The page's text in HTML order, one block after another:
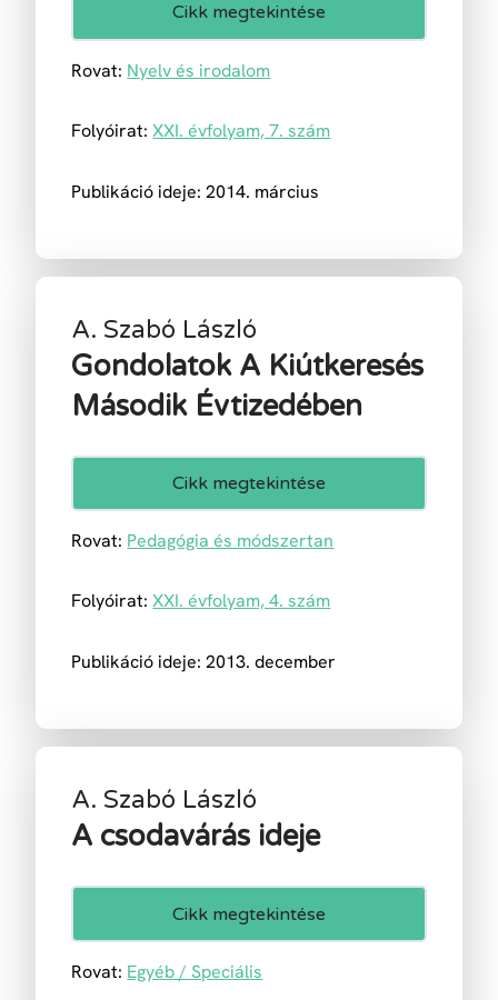
Cikk megtekintése
Rovat: Nyelv és irodalom
Folyóirat: XXI. évfolyam, 7. szám
Publikáció ideje: 2014. március
A. Szabó László
Gondolatok A Kiútkeresés
Második Évtizedében
Cikk megtekintése
Rovat: Pedagógia és módszertan
Folyóirat: XXI. évfolyam, 4. szám
Publikáció ideje: 2013. december
A. Szabó László
A csodavárás ideje
Cikk megtekintése
Rovat: Egyéb / Speciális